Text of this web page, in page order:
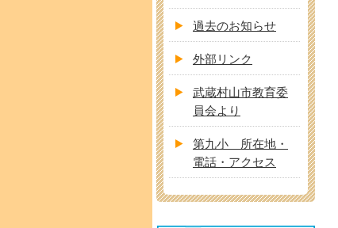
過去のお知らせ
外部リンク
武蔵村山市教育委
員会より
第九小 所在地・
電話・アクセス